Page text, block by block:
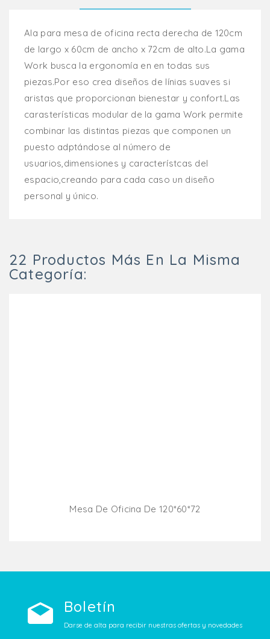
Ala para mesa de oficina recta derecha de 120cm
de largo x 60cm de ancho x 72cm de alto.La gama
Work busca la ergonomía en en todas sus
piezas.Por eso crea diseños de línias suaves si
aristas que proporcionan bienestar y confort.Las
carasterísticas modular de la gama Work permite
combinar las distintas piezas que componen un
puesto adptándose al número de
usuarios,dimensiones y característcas del
espacio,creando para cada caso un diseño
personal y único.
22 Productos Más En La Misma
Categoría:
Mesa De Oficina De 120*60*72
Boletín
Darse de alta para recibir nuestras ofertas y novedades